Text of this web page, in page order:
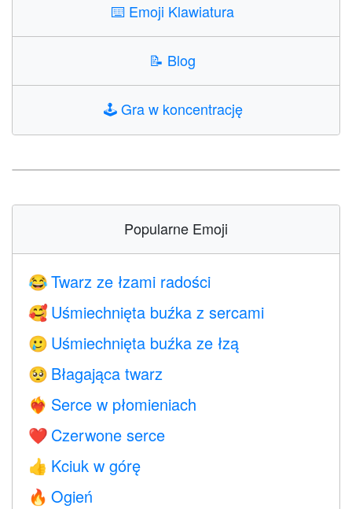
⌨️ Emoji Klawiatura
📝 Blog
🕹️Gra w koncentrację
Popularne Emoji
😂 Twarz ze łzami radości
🥰 Uśmiechnięta buźka z sercami
🥲 Uśmiechnięta buźka ze łzą
🥺 Błagająca twarz
❤️‍🔥 Serce w płomieniach
❤️ Czerwone serce
👍 Kciuk w górę
🔥 Ogień